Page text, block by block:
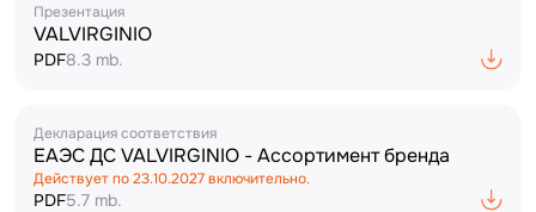
Презентация
VALVIRGINIO
PDF8.3 mb.
Декларация соответствия
ЕАЭС ДС VALVIRGINIO - Ассортимент бренда
Действует по23.10.2027включительно.
PDF5.7 mb.